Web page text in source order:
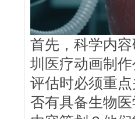
首先，科学内
圳医疗动画制
评估时必须重
否有具备生物